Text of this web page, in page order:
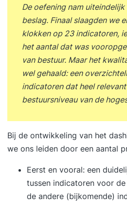
inzetten voor mens- en
leiderschap. Jouw
brengen. Jouw GAP-analyse
van de training en opstellen
praktijkgericht actieplan. 17:00 uur Einde training
Je training in 3 stappen Stap
persoonlijke intake
vul je een online intake in. Wil
Op basis van je leerdoelen,
aandachtspunten plaatsen we
trainingsgroep met
Zo sluit de training perfect
Stap 2. Je volgt een
De oefening nam uiteindelijk
beslag. Finaal slaagden we
klokken op 23 indicatoren,
het aantal dat was
van bestuur. Maar het
wel gehaald: een
indicatoren dat heel
bestuursniveau van de
Bij de ontwikkeling van het
we ons leiden door een aantal
Eerst en vooral: een
tussen indicatoren voor
de andere (bijkomende)